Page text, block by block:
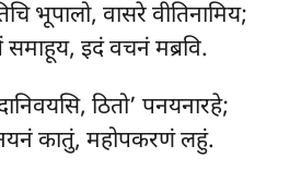
भूपालो, वासरे वीतिनामिय;
समाहूय, इदं वचनं मब्रवि.
ठितो’ पनयनारहे;
कातुं, महोपकरणं लहुं.